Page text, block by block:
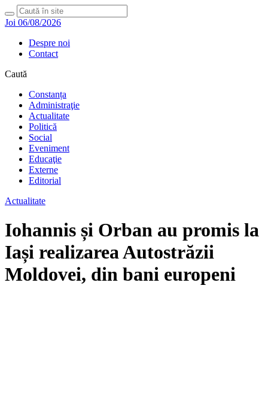
Joi 06/08/2026
Despre noi
Contact
Caută
Constanța
Administraţie
Actualitate
Politică
Social
Eveniment
Educaţie
Externe
Editorial
Actualitate
Iohannis și Orban au promis la
Iași realizarea Autostrăzii
Moldovei, din bani europeni